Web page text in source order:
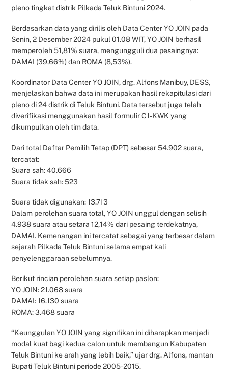
pleno tingkat distrik Pilkada Teluk Bintuni 2024.
Berdasarkan data yang dirilis oleh Data Center YO JOIN pada
Senin, 2 Desember 2024 pukul 01.08 WIT, YO JOIN berhasil
memperoleh 51,81% suara, mengungguli dua pesaingnya:
DAMAI (39,66%) dan ROMA (8,53%).
Koordinator Data Center YO JOIN, drg. Alfons Manibuy, DESS,
menjelaskan bahwa data ini merupakan hasil rekapitulasi dari
pleno di 24 distrik di Teluk Bintuni. Data tersebut juga telah
diverifikasi menggunakan hasil formulir C1-KWK yang
dikumpulkan oleh tim data.
Dari total Daftar Pemilih Tetap (DPT) sebesar 54.902 suara,
tercatat:
Suara sah: 40.666
Suara tidak sah: 523
Suara tidak digunakan: 13.713
Dalam perolehan suara total, YO JOIN unggul dengan selisih
4.938 suara atau setara 12,14% dari pesaing terdekatnya,
DAMAI. Kemenangan ini tercatat sebagai yang terbesar dalam
sejarah Pilkada Teluk Bintuni selama empat kali
penyelenggaraan sebelumnya.
Berikut rincian perolehan suara setiap paslon:
YO JOIN: 21.068 suara
DAMAI: 16.130 suara
ROMA: 3.468 suara
“Keunggulan YO JOIN yang signifikan ini diharapkan menjadi
modal kuat bagi kedua calon untuk membangun Kabupaten
Teluk Bintuni ke arah yang lebih baik,” ujar drg. Alfons, mantan
Bupati Teluk Bintuni periode 2005-2015.